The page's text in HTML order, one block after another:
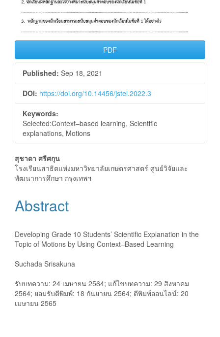
PDF
Published: Sep 18, 2021
DOI: https://doi.org/10.14456/jstel.2022.3
Keywords:
Selected:Context–based learning, Scientific
explanations, Motions
Main
Article
Content
สุชาดา ศรีศกุน
โรงเรียนสาธิตแห่งมหาวิทยาลัยเกษตรศาสตร์ ศูนย์วิจัยและ
พัฒนาการศึกษา กรุงเทพฯ
Abstract
Developing Grade 10 Students’ Scientific Explanation in the
Topic of Motions by Using Context–Based Learning
Suchada Srisakuna
รับบทความ: 24 เมษายน 2564; แก้ไขบทความ: 29 สิงหาคม
2564; ยอมรับตีพิมพ์: 18 กันยายน 2564; ตีพิมพ์ออนไลน์: 20
เมษายน 2565